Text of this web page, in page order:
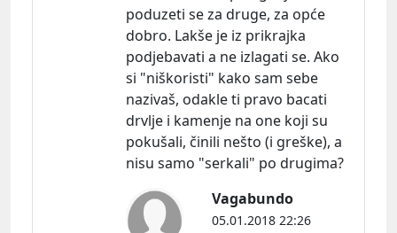
poduzeti se za druge, za opće
dobro. Lakše je iz prikrajka
podjebavati a ne izlagati se. Ako
si "niškoristi" kako sam sebe
nazivaš, odakle ti pravo bacati
drvlje i kamenje na one koji su
pokušali, činili nešto (i greške), a
nisu samo "serkali" po drugima?
Vagabundo
05.01.2018 22:26